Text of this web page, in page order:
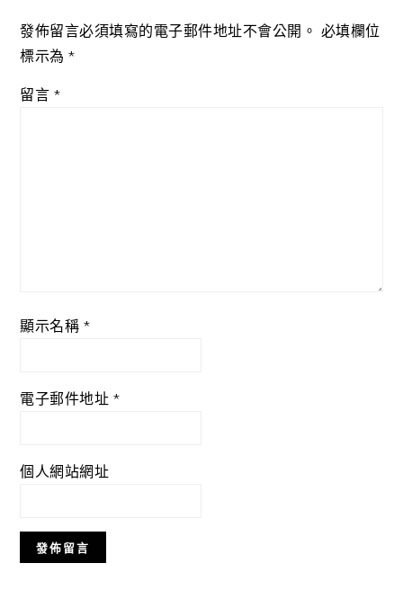
發佈留言必須填寫的電子郵件地址不會公開。 必填欄位
標示為*
留言 *
顯示名稱 *
電子郵件地址 *
個人網站網址